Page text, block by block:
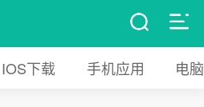
IOS下载 手机应用 电